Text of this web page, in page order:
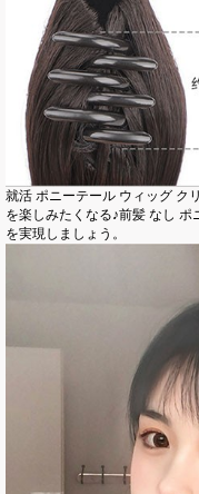
就活 ポニーテール ウィッグ ク
を楽しみたくなる♪前髪 なし
を実現しましょう。